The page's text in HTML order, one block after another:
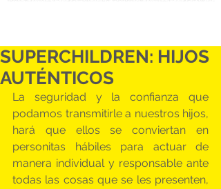
SUPERCHILDREN: HIJOS
AUTÉNTICOS
La seguridad y la confianza que
podamos transmitirle a nuestros hijos,
hará que ellos se conviertan en
personitas hábiles para actuar de
manera individual y responsable ante
todas las cosas que se les presenten,